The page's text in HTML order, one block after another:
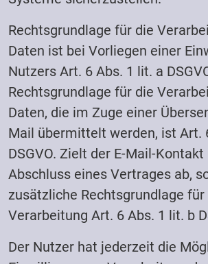
Rechtsgrundlage für die
Daten ist bei Vorliegen einer
Nutzers Art. 6 Abs. 1 lit. a
Rechtsgrundlage für die
Daten, die im Zuge einer
Mail übermittelt werden, ist Art.
DSGVO. Zielt der E-Mail-
Abschluss eines Vertrages ab,
zusätzliche Rechtsgrundlage für
Verarbeitung Art. 6 Abs. 1 lit. b
Der Nutzer hat jederzeit die